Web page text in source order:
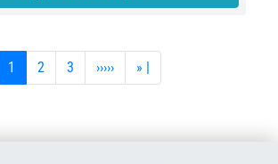
Текущая страница
1 Страница
2 Страница
3 Следующая страница
››››› Последняя страница
» |